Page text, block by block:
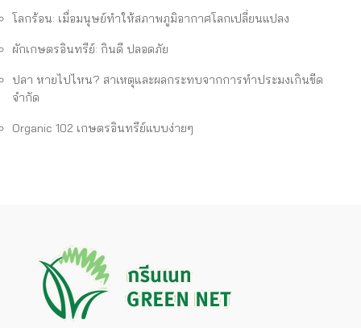
โลกร้อน: เมื่อมนุษย์ทำให้สภาพภูมิอากาศโลกเปลี่ยนแปลง
ผักเกษตรอินทรีย์: กินดี ปลอดภัย
ปลา หายไปไหน? สาเหตุและผลกระทบจากการทำประมงเกินขีด
จำกัด
Organic 102 เกษตรอินทรีย์แบบง่ายๆ